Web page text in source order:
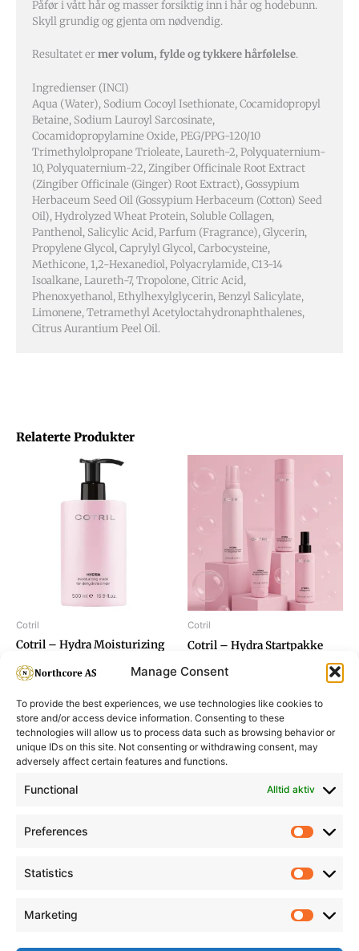
Manage Consent
To provide the best experiences, we use technologies like cookies to
store and/or access device information. Consenting to these
technologies will allow us to process data such as browsing behavior or
unique IDs on this site. Not consenting or withdrawing consent, may
adversely affect certain features and functions.
Functional Alltid aktiv
Preferences
Statistics
Marketing
Relaterte Produkter
Cotril
Cotril – Hydra Moisturizing
Mask 500ml
Cotril
Cotril – Hydra Startpakke
Påfør i vått hår og masser forsiktig inn i hår og hodebunn.
Skyll grundig og gjenta om nødvendig.
Resultatet ermer volum, fylde og tykkere hårfølelse.
Ingredienser (INCI)
Aqua (Water), Sodium Cocoyl Isethionate, Cocamidopropyl
Betaine, Sodium Lauroyl Sarcosinate,
Cocamidopropylamine Oxide, PEG/PPG-120/10
Trimethylolpropane Trioleate, Laureth-2, Polyquaternium-
10, Polyquaternium-22, Zingiber Officinale Root Extract
(Zingiber Officinale (Ginger) Root Extract), Gossypium
Herbaceum Seed Oil (Gossypium Herbaceum (Cotton) Seed
Oil), Hydrolyzed Wheat Protein, Soluble Collagen,
Panthenol, Salicylic Acid, Parfum (Fragrance), Glycerin,
Propylene Glycol, Caprylyl Glycol, Carbocysteine,
Methicone, 1,2-Hexanediol, Polyacrylamide, C13-14
Isoalkane, Laureth-7, Tropolone, Citric Acid,
Phenoxyethanol, Ethylhexylglycerin, Benzyl Salicylate,
Limonene, Tetramethyl Acetyloctahydronaphthalenes,
Citrus Aurantium Peel Oil.
Informasjon